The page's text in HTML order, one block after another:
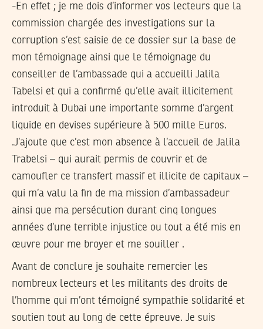
-En effet ; je me dois d’informer vos lecteurs que la
commission chargée des investigations sur la
corruption s’est saisie de ce dossier sur la base de
mon témoignage ainsi que le témoignage du
conseiller de l’ambassade qui a accueilli Jalila
Tabelsi et qui a confirmé qu’elle avait illicitement
introduit à Dubai une importante somme d’argent
liquide en devises supérieure à 500 mille Euros.
.J’ajoute que c’est mon absence à l’accueil de Jalila
Trabelsi – qui aurait permis de couvrir et de
camoufler ce transfert massif et illicite de capitaux –
qui m’a valu la fin de ma mission d’ambassadeur
ainsi que ma persécution durant cinq longues
années d’une terrible injustice ou tout a été mis en
œuvre pour me broyer et me souiller .
Avant de conclure je souhaite remercier les
nombreux lecteurs et les militants des droits de
l’homme qui m’ont témoigné sympathie solidarité et
soutien tout au long de cette épreuve. Je suis